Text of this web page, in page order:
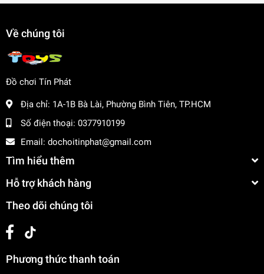
Về chúng tôi
Đồ chơi Tín Phát
Địa chỉ: 1A-1B Bà Lài, Phường Bình Tiên, TP.HCM
Số điện thoại: 0377910199
Email: dochoitinphat@gmail.com
Tìm hiểu thêm
Hỗ trợ khách hàng
Theo dõi chúng tôi
Phương thức thanh toán